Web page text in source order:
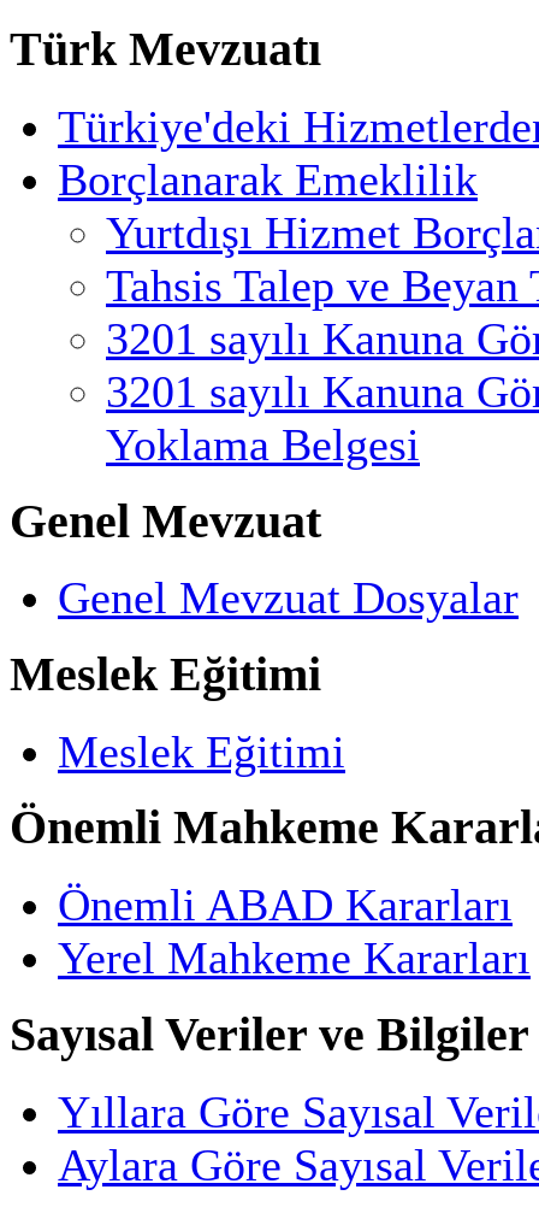
Türk Mevzuatı
Türkiye'deki
Borçlanarak Emeklilik
Yurtdışı Hizmet
Tahsis Talep ve Beyan
3201 sayılı Kanuna
3201 sayılı Kanuna
Yoklama Belgesi
Genel Mevzuat
Genel Mevzuat Dosyalar
Meslek Eğitimi
Meslek Eğitimi
Önemli Mahkeme
Önemli ABAD Kararları
Yerel Mahkeme Kararları
Sayısal Veriler ve Bilgiler
Yıllara Göre Sayısal
Aylara Göre Sayısal